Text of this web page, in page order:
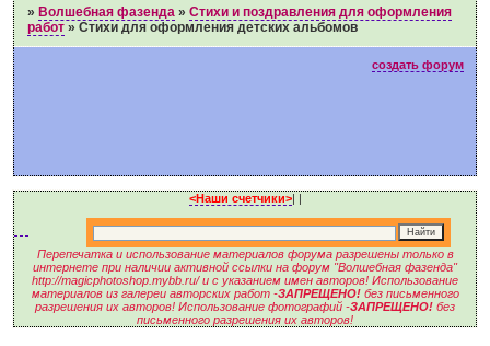
» Волшебная фазенда »Стихи и поздравления для оформления
работ »Стихи для оформления детских альбомов
создать форум
<Наши счетчики>|
Перепечатка и использование материалов форума разрешены только в
интернете при наличии активной ссылки на форум "Волшебная фазенда"
http://magicphotoshop.mybb.ru/ и с указанием имен авторов! Использование
материалов из галереи авторских работ -ЗАПРЕЩЕНО!без письменного
разрешения их авторов! Использование фотографий -ЗАПРЕЩЕНО! без
письменного разрешения их авторов!